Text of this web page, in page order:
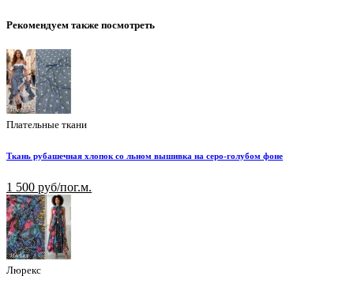
Рекомендуем также посмотреть
Плательные ткани
Ткань рубашечная хлопок со льном вышивка на серо-голубом фоне
1 500 руб/пог.м.
Люрекс